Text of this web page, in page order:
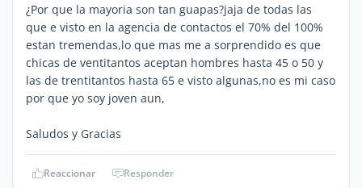
¿Por que la mayoria son tan guapas?jaja de todas las
que e visto en la agencia de contactos el 70% del 100%
estan tremendas,lo que mas me a sorprendido es que
chicas de ventitantos aceptan hombres hasta 45 o 50 y
las de trentitantos hasta 65 e visto algunas,no es mi caso
por que yo soy joven aun,
Saludos y Gracias
Reaccionar Responder